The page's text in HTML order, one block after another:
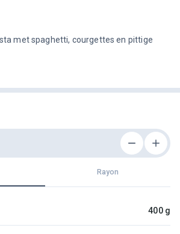
met spaghetti, courgettes en pittige
Rayon
400 g